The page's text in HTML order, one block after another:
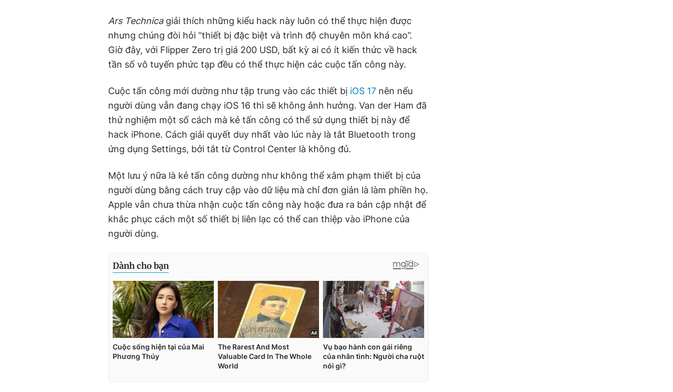
Ars Technicagiải thích những kiểu hack này luôn có thể thực hiện được
nhưng chúng đòi hỏi “thiết bị đặc biệt và trình độ chuyên môn khá cao”.
Giờ đây, với Flipper Zero trị giá 200 USD, bất kỳ ai có ít kiến thức về hack
tần số vô tuyến phức tạp đều có thể thực hiện các cuộc tấn công này.
Cuộc tấn công mới dường như tập trung vào các thiết bị iOS 17 nên nếu
người dùng vẫn đang chạy iOS 16 thì sẽ không ảnh hưởng. Van der Ham đã
thử nghiệm một số cách mà kẻ tấn công có thể sử dụng thiết bị này để
hack iPhone. Cách giải quyết duy nhất vào lúc này là tắt Bluetooth trong
ứng dụng Settings, bởi tắt từ Control Center là không đủ.
Một lưu ý nữa là kẻ tấn công dường như không thể xâm phạm thiết bị của
người dùng bằng cách truy cập vào dữ liệu mà chỉ đơn giản là làm phiền họ.
Apple vẫn chưa thừa nhận cuộc tấn công này hoặc đưa ra bản cập nhật để
khắc phục cách một số thiết bị liên lạc có thể can thiệp vào iPhone của
người dùng.